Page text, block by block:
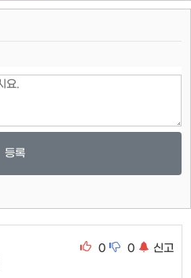
등록
0 0 신고